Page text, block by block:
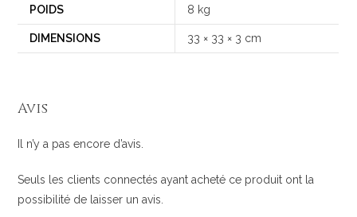
POIDS 8 kg
DIMENSIONS 33 × 33 × 3 cm
Avis
Il n’y a pas encore d’avis.
Seuls les clients connectés ayant acheté ce produit ont la
possibilité de laisser un avis.